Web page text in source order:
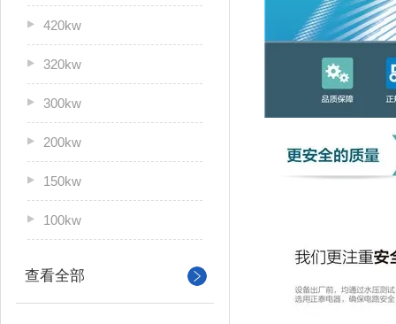
420kw
320kw
300kw
200kw
150kw
100kw
查看全部